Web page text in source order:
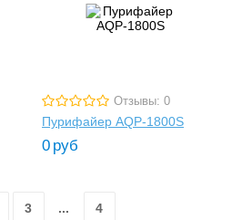
Отзывы: 0
Пурифайер AQP-1800S
0 руб
3 ... 4